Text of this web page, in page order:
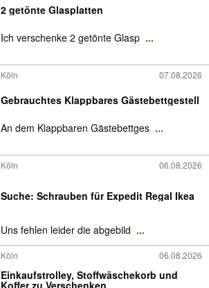
2 getönte Glasplatten
Ich verschenke 2 getönte Glasp ...
Köln 07.08.2026
Gebrauchtes Klappbares Gästebettgestell
An dem Klappbaren Gästebettges ...
Köln 06.08.2026
Suche: Schrauben für Expedit Regal Ikea
Uns fehlen leider die abgebild ...
Köln 06.08.2026
Einkaufstrolley, Stoffwäschekorb und
Koffer zu Verschenken